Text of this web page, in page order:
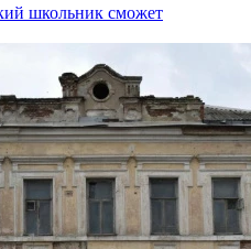
школьник сможет